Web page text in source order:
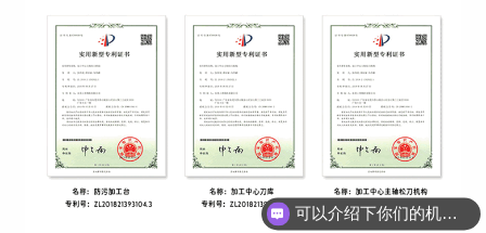
可以介绍下你们的机床吗？